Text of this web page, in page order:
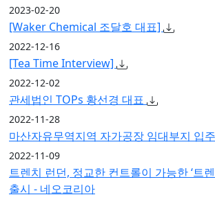
2023-02-20
[Waker Chemical 조달호 대표]
2022-12-16
[Tea Time Interview]
2022-12-02
관세법인 TOPs 황선경 대표
2022-11-28
마산자유무역지역 자가공장 임대부지 입
2022-11-09
트렌치 런던, 정교한 컨트롤이 가능한 ‘트
출시 - 네오코리아